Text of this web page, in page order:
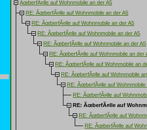
ÃœberfÃ¤lle auf Wohnmobile an der A5
RE: ÃœberfÃ¤lle auf Wohnmobile an der A5
RE: ÃœberfÃ¤lle auf Wohnmobile an der A5
RE: ÃœberfÃ¤lle auf Wohnmobile an der A5
RE: ÃœberfÃ¤lle auf Wohnmobile an der A5
RE: ÃœberfÃ¤lle auf Wohnmobile an der
RE: ÃœberfÃ¤lle auf Wohnmobile an
RE: ÃœberfÃ¤lle auf Wohnmobile
RE: ÃœberfÃ¤lle auf Wohnmobile
RE: ÃœberfÃ¤lle auf
RE: ÃœberfÃ¤lle auf
RE: ÃœberfÃ¤lle auf
RE: ÃœberfÃ¤lle auf